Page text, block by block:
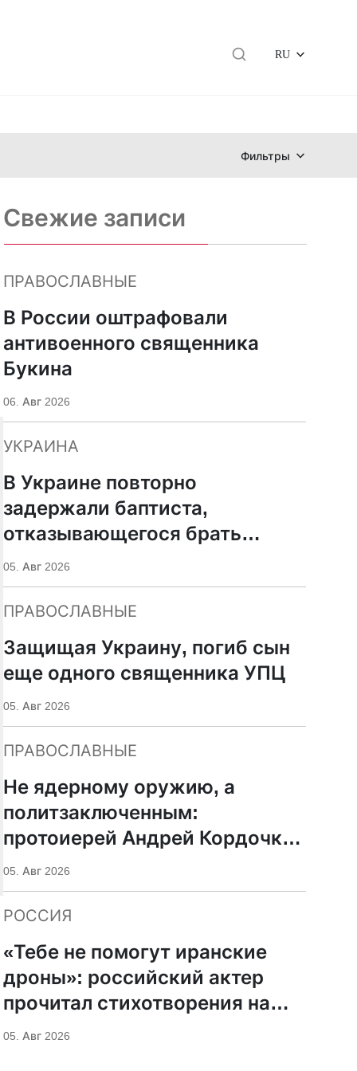
RU
Фильтры
Свежие записи
ПРАВОСЛАВНЫЕ
В России оштрафовали
антивоенного священника
Букина
06. Авг 2026
УКРАИНА
В Украине повторно
задержали баптиста,
отказывающегося брать
оружие
05. Авг 2026
ПРАВОСЛАВНЫЕ
Защищая Украину, погиб сын
еще одного священника УПЦ
05. Авг 2026
ПРАВОСЛАВНЫЕ
Не ядерному оружию, а
политзаключенным:
протоиерей Андрей Кордочкин
предложил иное
покровительство для
Серафима Саровского
05. Авг 2026
РОССИЯ
«Тебе не помогут иранские
дроны»: российский актер
прочитал стихотворения на
фоне храмов РПЦ
05. Авг 2026